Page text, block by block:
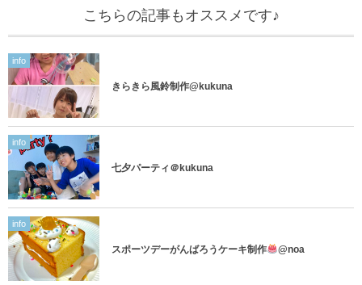
こちらの記事もオススメです♪
info
きらきら風鈴制作@kukuna
info
七夕パーティ＠kukuna
info
スポーツデーがんばろうケーキ制作 @noa